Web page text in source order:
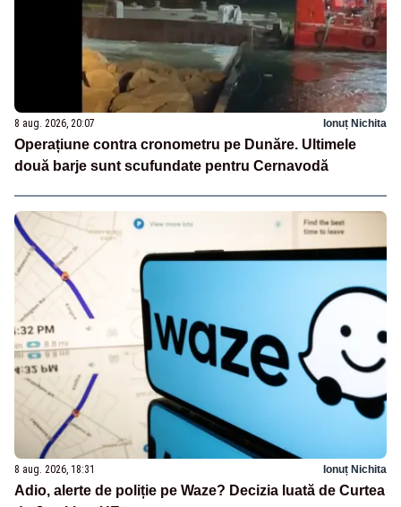
8 aug. 2026, 20:07 Ionuț Nichita
Operațiune contra cronometru pe Dunăre. Ultimele
două barje sunt scufundate pentru Cernavodă
8 aug. 2026, 18:31 Ionuț Nichita
Adio, alerte de poliție pe Waze? Decizia luată de Curtea